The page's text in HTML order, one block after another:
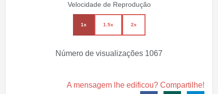
Velocidade de Reprodução
1x 1.5x 2x
Número de visualizações 1067
A mensagem lhe edificou? Compartilhe!